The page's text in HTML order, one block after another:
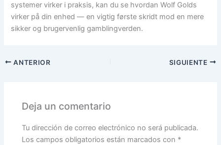
systemer virker i praksis, kan du se hvordan Wolf Golds
virker på din enhed — en vigtig første skridt mod en mere
sikker og brugervenlig gamblingverden.
ANTERIOR SIGUIENTE
Deja un comentario
Tu dirección de correo electrónico no será publicada.
Los campos obligatorios están marcados con *